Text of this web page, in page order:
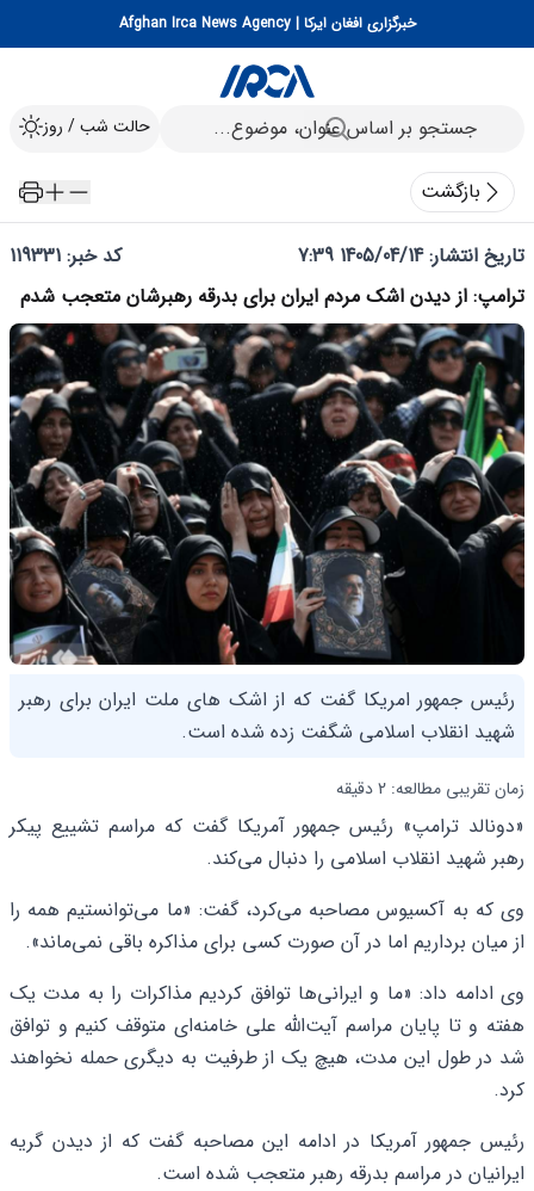
خبرگزاری افغان ایرکا | Afghan Irca News Agency
حالت شب / روز
بازگشت
تاریخ انتشار:1405/04/14 7:39
کد خبر: 119331
ترامپ: از دیدن اشک مردم ایران برای بدرقه رهبرشان متعجب شدم
رئیس جمهور امریکا گفت که از اشک های ملت ایران برای رهبر
شهید انقلاب اسلامی شگفت زده شده است.
زمان تقریبی مطالعه: 2 دقیقه
«دونالد ترامپ» رئیس جمهور آمریکا گفت که مراسم تشییع پیکر
رهبر شهید انقلاب اسلامی را دنبال می‌کند.
وی که به آکسیوس مصاحبه می‌کرد، گفت: «ما می‌توانستیم همه را
از میان برداریم اما در آن صورت کسی برای مذاکره باقی نمی‌ماند».
وی ادامه داد: «ما و ایرانی‌ها توافق کردیم مذاکرات را به مدت یک
هفته و تا پایان مراسم آیت‌الله علی خامنه‌ای متوقف کنیم و توافق
شد در طول این مدت، هیچ یک از طرفیت به دیگری حمله نخواهند
کرد.
رئیس جمهور آمریکا در ادامه این مصاحبه گفت که از دیدن گریه
ایرانیان در مراسم بدرقه رهبر متعجب شده است.